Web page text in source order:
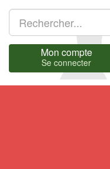
Mon compte
Se connecter